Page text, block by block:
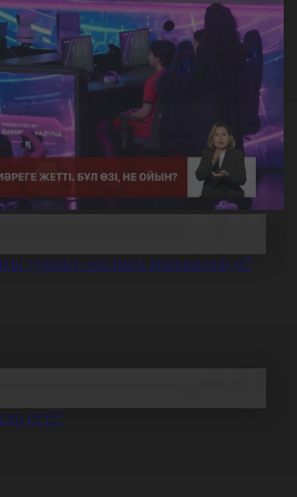
турнир несімен ерекшеленді?
етті?